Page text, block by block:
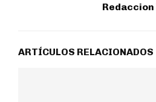
Redaccion
ARTÍCULOS RELACIONADOS